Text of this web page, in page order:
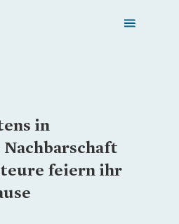
in
feiern ihr